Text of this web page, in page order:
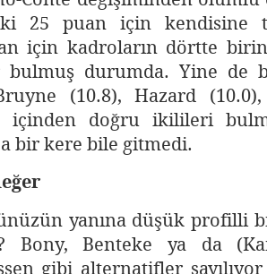
25 puan için kendisine
için kadroların dörtte
durumda. Yine de
(10.8), Hazard
içinden doğru ikilileri
bir kere bile gitmedi.
yanına düşük profilli
Bony, Benteke ya da
gibi alternatifler